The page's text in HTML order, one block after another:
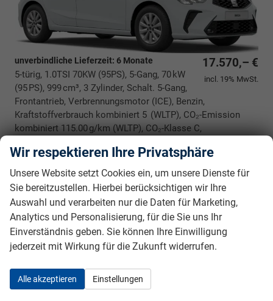
17.570,– €
incl. 19% MwSt.
unverbindliche Lieferzeit: 6 Monate
5-türig, 1.0TSI 70KW (95PS), 5-Gang, 70 kW
(95 PS), 999 cm³, 3 Zylinder, Schalt. 5-Gang,
Frontantrieb, Verbrennungsmotor (ICE), Benzin,
Kraftstoffverbrauch kombiniert 5 (WLTP), CO₂-Emission
kombiniert 115.00 g/km (WLTP), CO₂-Klasse C,
Nichtraucher-Fahrzeug, Fahrzeugnr.: 40249
Rückrufbitte absenden
PDF-Datei, Fahrzeugexposé drucken
Drucken, parken oder vergleichen
Seat Ibiza *NEUES MODELL* Style
BESTELLFAHRZEUG / FREI KONFIGURIERBAR *5
Jahre Garantie*
Wir respektieren Ihre Privatsphäre
Unsere Website setzt Cookies ein, um unsere Dienste für
Sie bereitzustellen. Hierbei berücksichtigen wir Ihre
Auswahl und verarbeiten nur die Daten für Marketing,
Analytics und Personalisierung, für die Sie uns Ihr
Einverständnis geben. Sie können Ihre Einwilligung
jederzeit mit Wirkung für die Zukunft widerrufen.
Alle akzeptieren Einstellungen